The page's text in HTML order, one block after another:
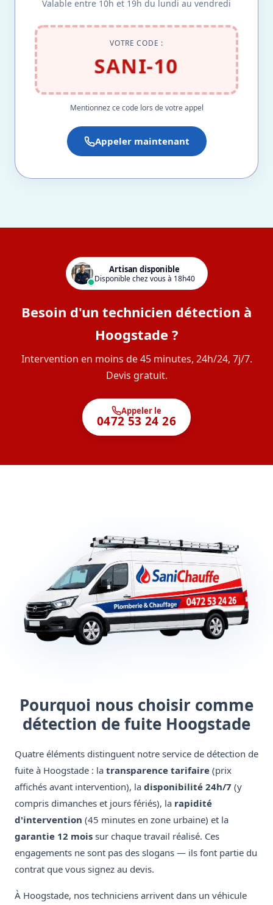
Valable entre 10h et 19h du lundi au vendredi
VOTRE CODE :
SANI-10
Mentionnez ce code lors de votre appel
Appeler maintenant
Artisan disponible
Disponible chez vous à 18h40
Besoin d'un technicien détection à
Hoogstade ?
Intervention en moins de 45 minutes, 24h/24, 7j/7.
Devis gratuit.
Appeler le
0472 53 24 26
Pourquoi nous choisir comme
détection de fuite Hoogstade
Quatre éléments distinguent notre service de détection de
fuite à Hoogstade : la transparence tarifaire (prix
affichés avant intervention), la disponibilité 24h/7 (y
compris dimanches et jours fériés), la rapidité
d'intervention (45 minutes en zone urbaine) et la
garantie 12 mois sur chaque travail réalisé. Ces
engagements ne sont pas des slogans — ils font partie du
contrat que vous signez au devis.
À Hoogstade, nos techniciens arrivent dans un véhicule